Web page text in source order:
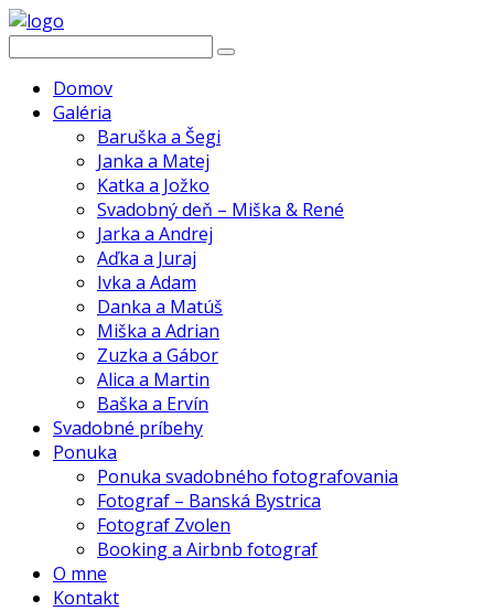
Domov
Galéria
Baruška a Šegi
Janka a Matej
Katka a Jožko
Svadobný deň – Miška & René
Jarka a Andrej
Aďka a Juraj
Ivka a Adam
Danka a Matúš
Miška a Adrian
Zuzka a Gábor
Alica a Martin
Baška a Ervín
Svadobné príbehy
Ponuka
Ponuka svadobného fotografovania
Fotograf – Banská Bystrica
Fotograf Zvolen
Booking a Airbnb fotograf
O mne
Kontakt